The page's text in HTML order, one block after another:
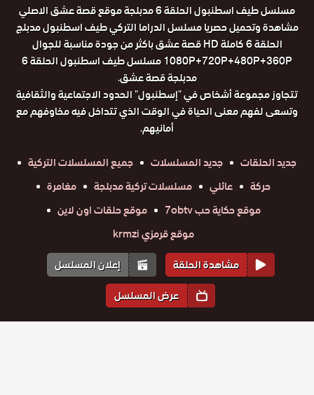
مسلسل طيف اسطنبول الحلقة 6 مدبلجة موقع قصة عشق الاصلي
مشاهدة وتحميل حصريا مسلسل الدراما التركي طيف اسطنبول مدبلج
الحلقة 6 كاملة HD قصة عشق باكثر من جودة مناسبة للجوال
1080P+720P+480P+360P مسلسل طيف اسطنبول الحلقة 6
مدبلجة قصة عشق.
تتجاوز مجموعة أشخاص في "إسطنبول" الحدود الاجتماعية والثقافية
وتسعى لفهم معنى الحياة في الوقت الذي تتداخل فيه مخاوفهم مع
أمانيهم.
جديد الحلقات
جديد المسلسلات
جميع المسلسلات التركية
حركة
عائلي مسلسلات تركية مدبلجة
مغامرة
موقع حكاية حب 7obtv
موقع حلقات اون لاين
موقع قرمزي krmzi
مشاهدة الحلقة
إعلان المسلسل
عرض المسلسل